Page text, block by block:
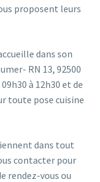
proposent leurs
dans son
RN 13, 92500
à 12h30 et de
toute pose cuisine
dans tout
contacter pour
rendez-vous ou